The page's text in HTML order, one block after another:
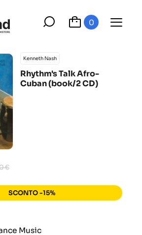
0
Kenneth Nash
Rhythm's Talk Afro-
Cuban (book/2 CD)
€
SCONTO -15%
Music